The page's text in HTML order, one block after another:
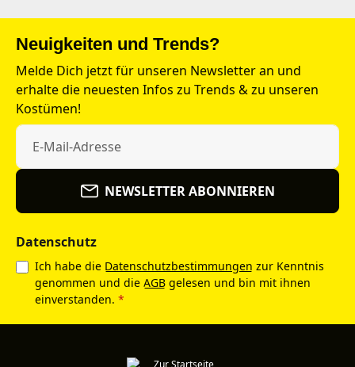
Neuigkeiten und Trends?
Melde Dich jetzt für unseren Newsletter an und
erhalte die neuesten Infos zu Trends & zu unseren
Kostümen!
NEWSLETTER ABONNIEREN
Datenschutz
Ich habe die Datenschutzbestimmungen zur Kenntnis
genommen und die AGB gelesen und bin mit ihnen
einverstanden. *